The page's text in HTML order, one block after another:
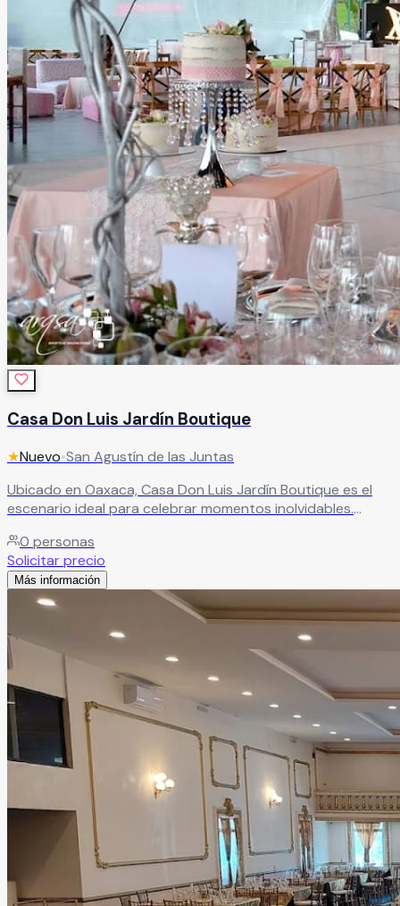
Casa Don Luis Jardín Boutique
★Nuevo•San Agustín de las Juntas
Ubicado en Oaxaca, Casa Don Luis Jardín Boutique es el
escenario ideal para celebrar momentos inolvidables.
especiales, este espacio combina la belleza de la
naturaleza con elegancia y calidez, creando un ambiente
único. Cada detalle está cuidadosamente pensado para
brindarte una experiencia memorable y hacer de tu
celebración algo verdaderamente especial.Leer más
0 personas
Solicitar precio
Más información